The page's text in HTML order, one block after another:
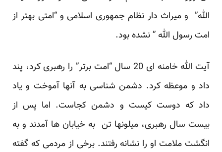
الله” و میراث دار نظام جمهوری اسلامی و “امتی بهتر از
امت رسول الله ” نشده بود.
آیت الله خامنه ای 20 سال “امت برتر” را رهبری کرد، پند
داد و موعظه کرد. دشمن شناسی به آنها آموخت و یاد
داد که دوست کیست و دشمن کجاست. اما پس از
بیست سال رهبری، میلونها تن به خیابان ها آمدند و به
انگشت ملامت او را نشانه رفتند. برخی از مردمی که گفته